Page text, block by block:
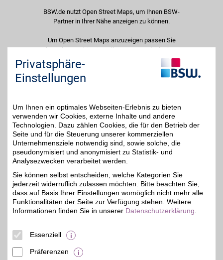
BSW.de nutzt Open Street Maps, um Ihnen BSW-
Partner in Ihrer Nähe anzeigen zu können.
Um Open Street Maps anzuzeigen passen Sie
bitte Ihre Cookie-Einstellungen an und erlauben
Sie "Externe Inhalte". Diese Auswahl können Sie
jederzeit über die Cookie-Einstellungen im
unteren Seitenbereich ändern.
Adresse
Weißenfelser Str. 37
06712Zeitz
Telefon0 34 41 / 6 28 36 06
Privatsphäre-
Einstellungen
Um Ihnen ein optimales Webseiten-Erlebnis zu bieten
verwenden wir Cookies, externe Inhalte und andere
Technologien. Dazu zählen Cookies, die für den Betrieb der
Seite und für die Steuerung unserer kommerziellen
Unternehmensziele notwendig sind, sowie solche, die
pseudonymisiert und anonymisiert zu Statistik- und
Analysezwecken verarbeitet werden.
Sie können selbst entscheiden, welche Kategorien Sie
jederzeit widerruflich zulassen möchten. Bitte beachten Sie,
dass auf Basis Ihrer Einstellungen womöglich nicht mehr alle
Funktionalitäten der Seite zur Verfügung stehen. Weitere
Informationen finden Sie in unserer Datenschutzerklärung
Essenziell
Präferenzen